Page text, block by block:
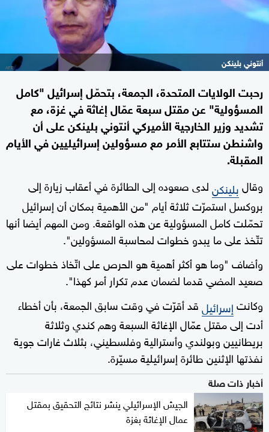
أنتوني بلينكن
رحبت الولايات المتحدة، الجمعة، بتحمّل إسرائيل "كامل
المسؤولية" عن مقتل سبعة عمّال إغاثة في غزة، مع
تشديد وزير الخارجية الأميركي أنتوني بلينكن على أن
واشنطن ستتابع الأمر مع مسؤولين إسرائيليين في الأيام
المقبلة.
وقالبلينكنلدى صعوده إلى الطائرة في أعقاب زيارة إلى
بروكسل استمرّت ثلاثة أيام "من الأهمية بمكان أن إسرائيل
تحمّلت كامل المسؤولية عن هذه الواقعة. ومن المهم أيضا أنها
تتّخذ على ما يبدو خطوات لمحاسبة المسؤولين".
وأضاف "وما هو أكثر أهمية هو الحرص على اتّخاذ خطوات على
صعيد المضي قدما لضمان عدم تكرار أمر كهذا".
وكانتإسرائيلقد أقرّت في وقت سابق الجمعة، بأن أخطاء
أدت إلى مقتل عمّال الإغاثة السبعة وهم كندي وثلاثة
بريطانيين وبولندي وأسترالية وفلسطيني، بثلاث غارات جوية
نفذتها الإثنين طائرة إسرائيلية مسيّرة.
أخبار ذات صلة
الجيش الإسرائيلي ينشر نتائج التحقيق بمقتل
عمال الإغاثة بغزة